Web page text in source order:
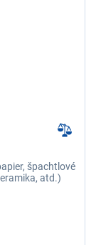
špachtlové
atd.)